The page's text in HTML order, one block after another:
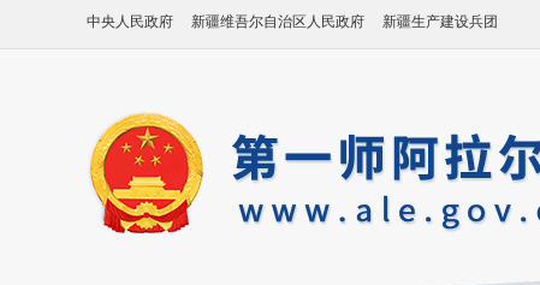
中央人民政府 新疆维吾尔自治区人民政府 新疆生产建设兵团